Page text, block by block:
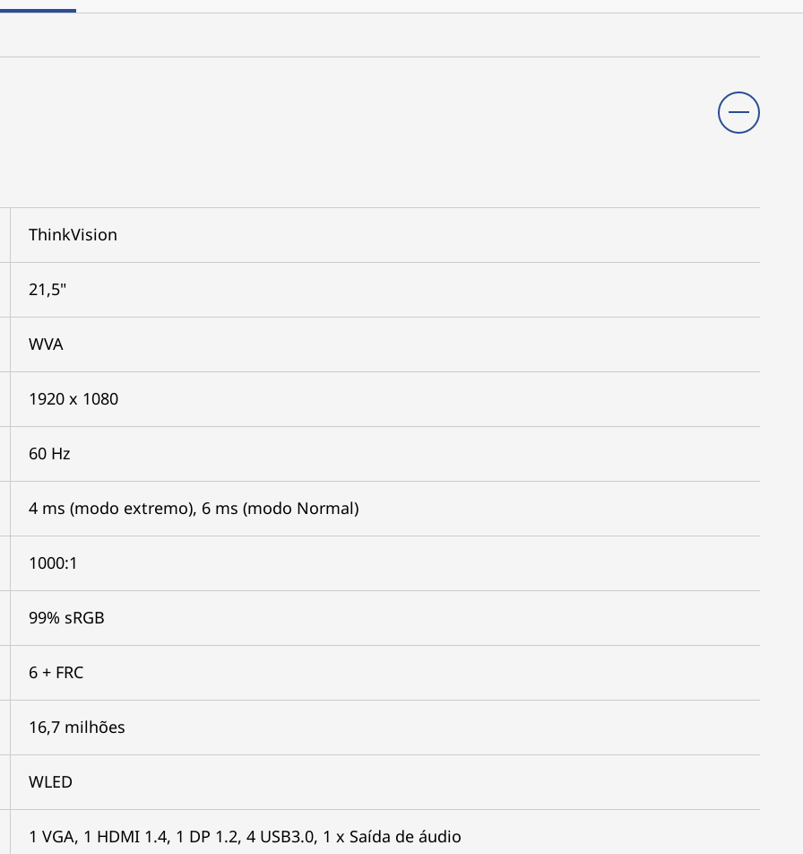
ThinkVision
21,5"
WVA
1920 x 1080
60 Hz
4 ms (modo extremo), 6 ms (modo Normal)
1000:1
99% sRGB
6 + FRC
16,7 milhões
WLED
1 VGA, 1 HDMI 1.4, 1 DP 1.2, 4 USB3.0, 1 x Saída de áudio